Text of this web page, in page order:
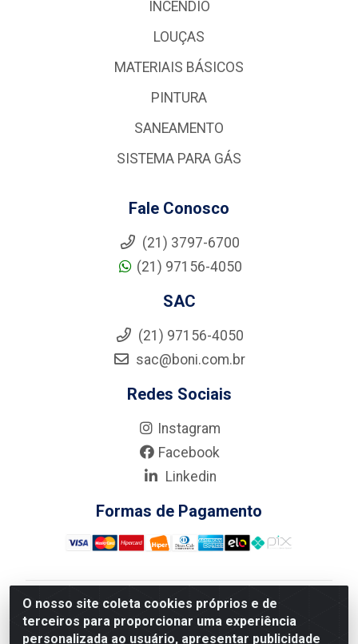
O nosso site coleta cookies próprios e de
terceiros para proporcionar uma experiência
personalizada ao usuário, apresentar publicidade
INCÊNDIO
LOUÇAS
MATERIAIS BÁSICOS
PINTURA
SANEAMENTO
SISTEMA PARA GÁS
Fale Conosco
(21) 3797-6700
(21) 97156-4050
SAC
(21) 97156-4050
sac@boni.com.br
Redes Sociais
Instagram
Facebook
Linkedin
Formas de Pagamento
Nova Boni Distribuidora de Material de Construção LTDA
- Rua Alice Tibiriçá, 330 - Vila Da Penha, Rio de
Janeiro/RJ - CEP: 21.210-110 - CNPJ: 11.003.135/0001-